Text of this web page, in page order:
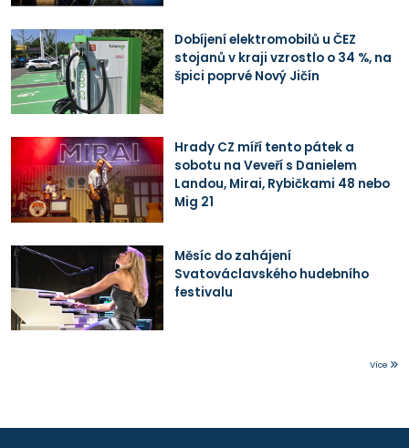
Dobíjení elektromobilů u ČEZ
stojanů v kraji vzrostlo o 34 %, na
špici poprvé Nový Jičín
Hrady CZ míří tento pátek a
sobotu na Veveří s Danielem
Landou, Mirai, Rybičkami 48 nebo
Mig 21
Měsíc do zahájení
Svatováclavského hudebního
festivalu
Více